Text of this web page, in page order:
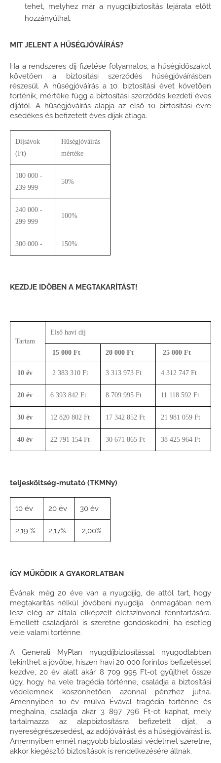
tehet, melyhez már a nyugdíjbiztosítás lejárata előtt
hozzányúlhat.
MIT JELENT A HŰSÉGJÓVÁÍRÁS?
Ha a rendszeres díj fizetése folyamatos, a hűségidőszakot
követően a biztosítási szerződés hűségjóváírásban
részesül. A hűségjóváírás a 10. biztosítási évet követően
történik, mértéke függ a biztosítási szerződés kezdeti éves
díjától. A hűségjóváírás alapja az első 10 biztosítási évre
esedékes és befizetett éves díjak átlaga.
Díjsávok
(Ft)
Hűségjóváírás
mértéke
180 000 -
239 999
50%
240 000 -
299 999
100%
300 000 - 150%
KEZDJE IDŐBEN A MEGTAKARÍTÁST!
Tartam
Első havi díj
15 000 Ft 20 000 Ft 25 000 Ft
10 év 2 383 310 Ft 3 313 973 Ft 4 312 747 Ft
20 év 6 393 842 Ft 8 709 995 Ft 11 118 592 Ft
30 év 12 820 802 Ft 17 342 852 Ft 21 981 059 Ft
40 év 22 791 154 Ft 30 671 865 Ft 38 425 964 Ft
teljesköltség-mutató (TKMNy)
10 év 20 év 30 év
2,19 % 2,17% 2,00%
ÍGY MŰKÖDIK A GYAKORLATBAN
Évának még 20 éve van a nyugdíjig, de attól tart, hogy
megtakarítás nélkül jövőbeni nyugdíja önmagában nem
lesz elég az általa elképzelt életszínvonal fenntartására.
Emellett családjáról is szeretne gondoskodni, ha esetleg
vele valami történne.
A Generali MyPlan nyugdíjbiztosítással nyugodtabban
tekinthet a jövőbe, hiszen havi 20 000 forintos befizetéssel
kezdve, 20 év alatt akár 8 709 995 Ft-ot gyűjthet össze
úgy, hogy ha vele tragédia történne, családja a biztosítási
védelemnek köszönhetően azonnal pénzhez jutna.
Amennyiben 10 év múlva Évával tragédia történne és
meghalna, családja akár 3 897 796 Ft-ot kaphat, mely
tartalmazza az alapbiztosításra befizetett díjat, a
nyereségrészesedést, az adójóváírást és a hűségjóváírást is.
Amennyiben ennél nagyobb biztosítási védelmet szeretne,
akkor kiegészítő biztosítások is rendelkezésére állnak.